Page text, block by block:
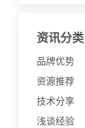
资讯分类
品牌优势
资源推荐
技术分享
浅谈经验